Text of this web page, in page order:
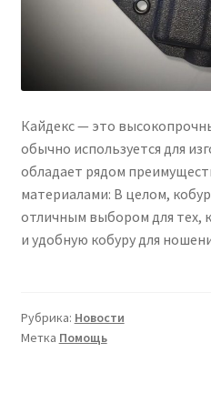
Кайдекс — это
обычно используется для
обладает рядом
материалами: В целом,
отличным выбором для тех,
и удобную кобуру для
Рубрика: Новости
Метка Помощь